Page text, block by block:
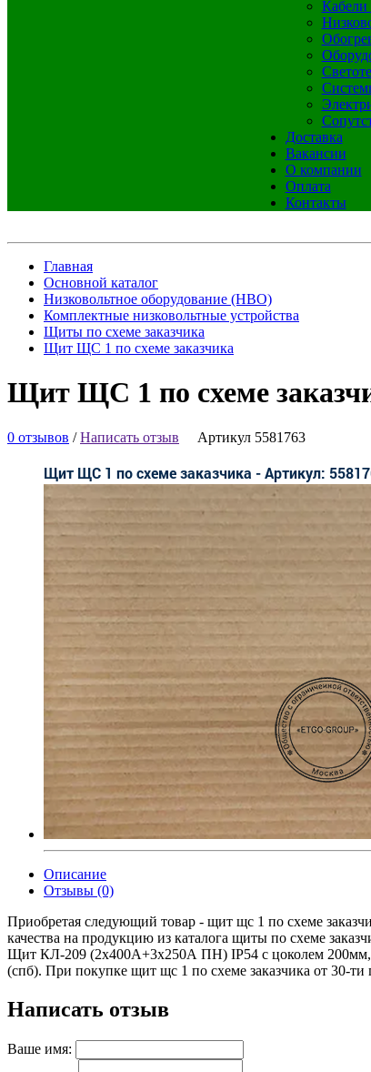
Кабели
Доставка
Вакансии
О компании
Оплата
Контакты
Главная
Основной каталог
Низковольтное оборудование (НВО)
Комплектные низковольтные устройства
Щиты по схеме заказчика
Щит ЩС 1 по схеме заказчика
Щит ЩС 1 по схеме
0 отзывов /Написать отзыв Артикул 5581763
Описание
Отзывы (0)
Приобретая следующий товар - щит щс 1 по схеме
качества на продукцию из каталога щиты по схеме
Щит КЛ-209 (2х400А+3х250А ПН) IP54 с цоколем 200мм,
(спб). При покупке щит щс 1 по схеме заказчика от 30-ти
Написать отзыв
Ваше имя: